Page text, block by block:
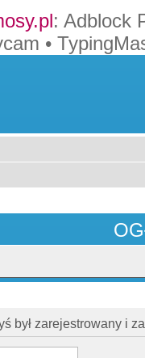
: Adblock
•
był zarejestrowany i